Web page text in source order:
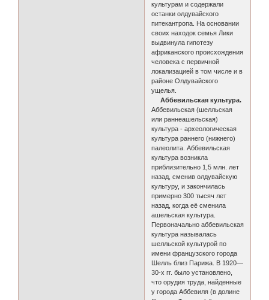
культурам и содержали
останки олдувайского
питекантропа. На основании
своих находок семья Лики
выдвинула гипотезу
африканского происхождения
человека с первичной
локализацией в том числе и в
районе Олдувайского
ущелья.
Аббевильская культура.
Аббевильская (шелльская
или раннеашельская)
культура - археологическая
культура раннего (нижнего)
палеолита. Аббевильская
культура возникла
приблизительно 1,5 млн. лет
назад, сменив олдувайскую
культуру, и закончилась
примерно 300 тысяч лет
назад, когда её сменила
ашельская культура.
Первоначально аббевильская
культура называлась
шелльской культурой по
имени французского города
Шелль близ Парижа. В 1920—
30-х гг. было установлено,
что орудия труда, найденные
у города Аббевиля (в долине